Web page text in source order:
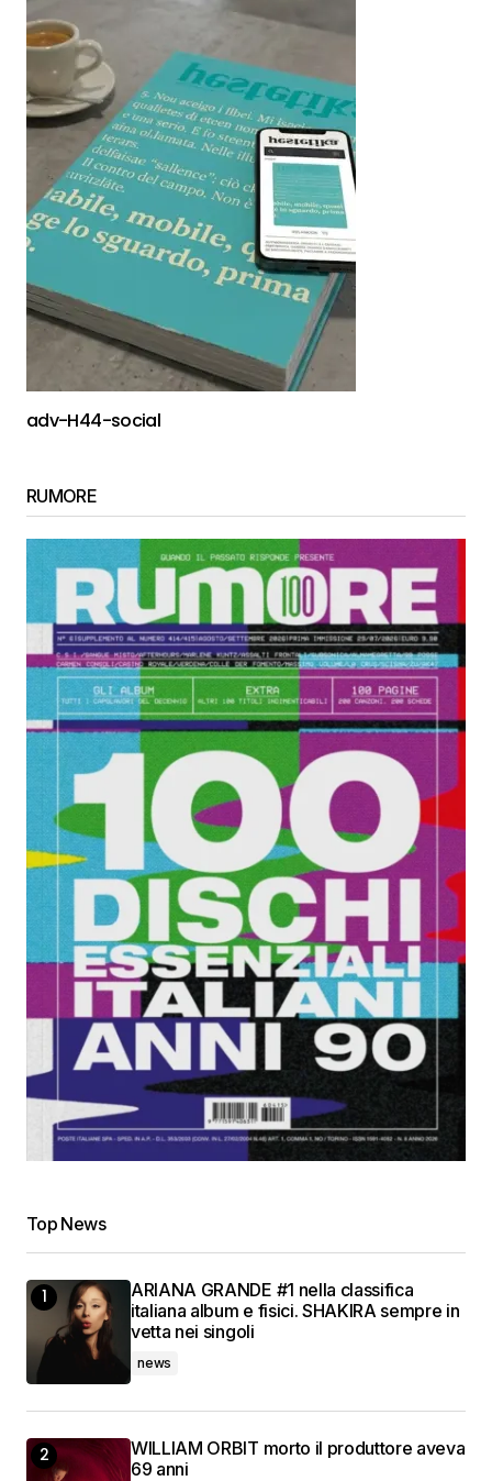
adv-H44-social
RUMORE
Top News
ARIANA GRANDE #1 nella classifica
italiana album e fisici. SHAKIRA sempre in
vetta nei singoli
news
WILLIAM ORBIT morto il produttore aveva
69 anni